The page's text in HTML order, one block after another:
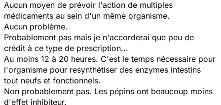
Aucun moyen de prévoir l'action de multiples
médicaments au sein d'un même organisme.
Aucun problème.
Probablement pas mais je n'accorderai que peu de
crédit à ce type de prescription...
Au moins 12 à 20 heures. C'est le temps nécessaire pour
l'organisme pour resynthétiser des enzymes intestins
tout neufs et fonctionnels.
Non probablement pas. Les pépins ont beaucoup moins
d'effet inhibiteur.